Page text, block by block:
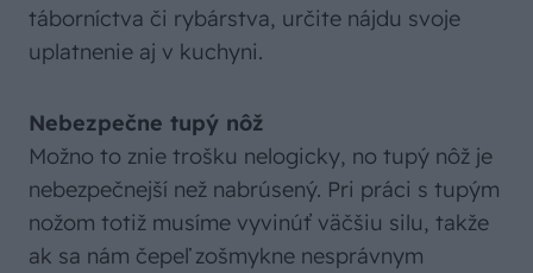
táborníctva či rybárstva, určite nájdu svoje
uplatnenie aj v kuchyni.
Nebezpečne tupý nôž
Možno to znie trošku nelogicky, no tupý nôž je
nebezpečnejší než nabrúsený. Pri práci s tupým
nožom totiž musíme vyvinúť väčšiu silu, takže
ak sa nám čepeľ zošmykne nesprávnym